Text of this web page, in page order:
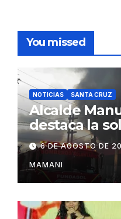
You missed
NOTICIAS SANTA CRUZ
Alcalde
destaca la
durante la
Barrio Lindo
6 DE AGOSTO DE
MAMANI